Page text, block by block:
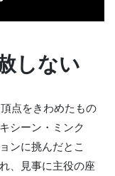
しない
点をきわめたもの
シーン・ミンク
ンに挑んだとこ
、見事に主役の座